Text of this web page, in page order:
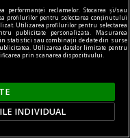
cum se vede, o
performanței reclamelor. Stocarea și/sau
profilurilor pentru selectarea conținutului
Utilizarea profilurilor pentru selectarea
publicitate personalizată. Măsurarea
statistici sau combinații de date din surse
Utilizarea datelor limitate pentru
prin scanarea dispozitivului.
INDIVIDUAL